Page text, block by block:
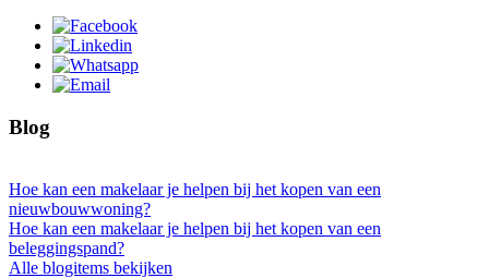
Blog
Hoe kan een makelaar je helpen bij het kopen van een
nieuwbouwwoning?
Hoe kan een makelaar je helpen bij het kopen van een
beleggingspand?
Alle blogitems bekijken